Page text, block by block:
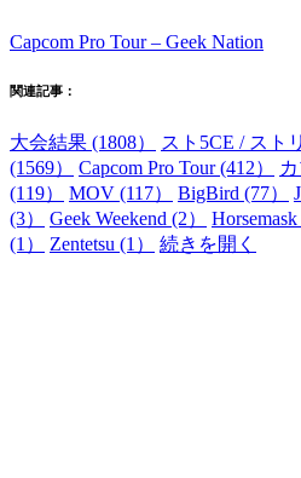
Capcom Pro Tour – Geek Nation
関連記事：
大会結果 (1808）
スト5CE / スト
(1569）
Capcom Pro Tour (412）
(119）
MOV (117） BigBird (77）
(3）
Geek Weekend (2） Horsemask
(1）
Zentetsu (1） 続きを開く